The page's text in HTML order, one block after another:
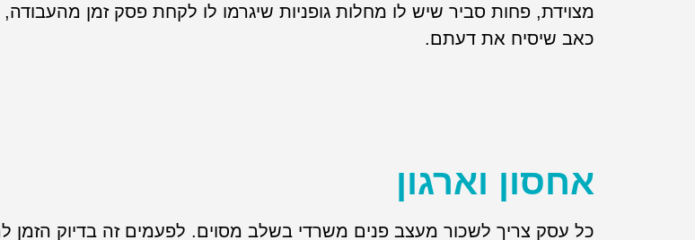
מצוידת, פחות סביר שיש לו מחלות גופניות שיגרמו לו לקחת פסק זמן מהעבודה,
כאב שיסיח את דעתם.
אחסון וארגון
כל עסק צריך לשכור מעצב פנים משרדי בשלב מסוים. לפעמים זה בדיוק